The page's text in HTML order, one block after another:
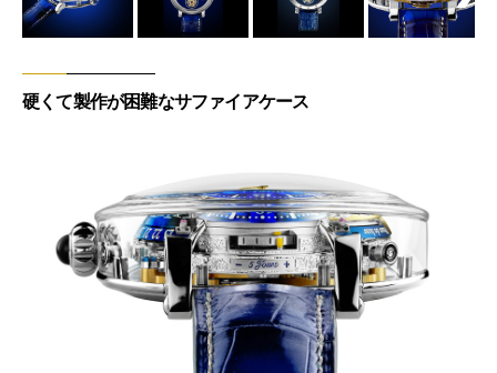
硬くて製作が困難なサファイアケース